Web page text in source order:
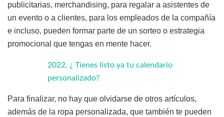
publicitarias, merchandising, para regalar a asistentes de
un evento o a clientes, para los empleados de la compañía
e incluso, pueden formar parte de un sorteo o estrategia
promocional que tengas en mente hacer.
2022, ¿ Tienes listo ya tu calendario
personalizado?
Para finalizar, no hay que olvidarse de otros artículos,
además de la ropa personalizada, que también te pueden